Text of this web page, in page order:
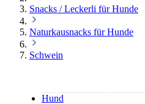
Snacks / Leckerli für Hunde
Naturkausnacks für Hunde
Schwein
Hund